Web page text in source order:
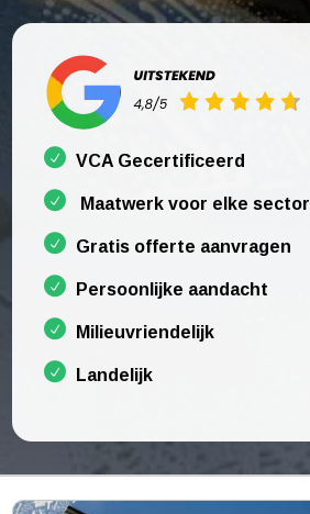
VCA Gecertificeerd
Maatwerk voor elke sector
Gratis offerte aanvragen
Persoonlijke aandacht
Milieuvriendelijk
Landelijk